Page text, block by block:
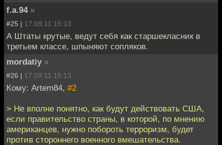
f.a.94 »
#25 | 17.09.11 15:13
А Штаты крутые, ведут себя как старшекласник в
третьем классе, шпыняют сопляков.
mordatiy »
#26 | 17.09.11 15:13
Кому: Artem84, #2
> Не вполне понятно, как будут действовать США,
если правительство страны, в которой, по мнению
американцев, нужно побороть терроризм, будет
против стороннего военного вмешательства.